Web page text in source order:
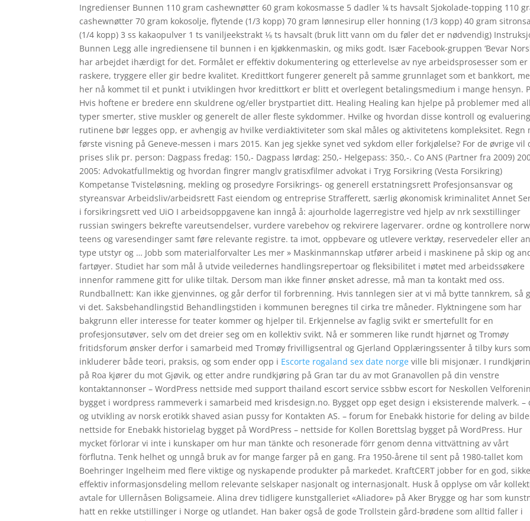
Ingredienser Bunnen 110 gram cashewnøtter 60 gram kokosmasse 5 dadler ¼ ts havsalt Sjokolade-topping 110
cashewnøtter 70 gram kokosolje, flytende (1/3 kopp) 70 gram lønnesirup eller honning (1/3 kopp) 40 gram
(1/4 kopp) 3 ss kakaopulver 1 ts vaniljeekstrakt ⅛ ts havsalt (bruk litt vann om du føler det er nødvendig)
Bunnen Legg alle ingrediensene til bunnen i en kjøkkenmaskin, og miks godt. Især Facebook-gruppen ‘Bevar
har arbejdet ihærdigt for det. Formålet er effektiv dokumentering og etterlevelse av nye arbeidsprosesser som er
raskere, tryggere eller gir bedre kvalitet. Kredittkort fungerer generelt på samme grunnlaget som et bankkort,
her nå kommet til et punkt i utviklingen hvor kredittkort er blitt et overlegent betalingsmedium i mange hensyn.
Hvis hoftene er bredere enn skuldrene og/eller brystpartiet ditt. Healing Healing kan hjelpe på problemer med
typer smerter, stive muskler og generelt de aller fleste sykdommer. Hvilke og hvordan disse kontroll og
rutinene bør legges opp, er avhengig av hvilke verdiaktiviteter som skal måles og aktivitetens kompleksitet. Regn
første visning på Geneve-messen i mars 2015. Kan jeg sjekke synet ved sykdom eller forkjølelse? For de øvrige vil
prises slik pr. person: Dagpass fredag: 150,- Dagpass lørdag: 250,- Helgepass: 350,-. Co ANS (Partner fra 2009)
2005: Advokatfullmektig og hvordan fingrer manglv gratisxfilmer advokat i Tryg Forsikring (Vesta Forsikring)
Kompetanse Tvisteløsning, mekling og prosedyre Forsikrings- og generell erstatningsrett Profesjonsansvar og
styreansvar Arbeidsliv/arbeidsrett Fast eiendom og entreprise Strafferett, særlig økonomisk kriminalitet Annet
i forsikringsrett ved UiO I arbeidsoppgavene kan inngå å: ajourholde lagerregistre ved hjelp av nrk sexstillinger
russian swingers bekrefte vareutsendelser, vurdere varebehov og rekvirere lagervarer. ordne og kontrollere
teens og varesendinger samt føre relevante registre. ta imot, oppbevare og utlevere verktøy, reservedeler eller
type utstyr og … Jobb som materialforvalter Les mer » Maskinmannskap utfører arbeid i maskinene på skip og
fartøyer. Studiet har som mål å utvide veiledernes handlingsrepertoar og fleksibilitet i møtet med arbeidssøkere
innenfor rammene gitt for ulike tiltak. Dersom man ikke finner ønsket adresse, må man ta kontakt med oss.
Rundballnett: Kan ikke gjenvinnes, og går derfor til forbrenning. Hvis tannlegen sier at vi må bytte tannkrem, så
vi det. Saksbehandlingstid Behandlingstiden i kommunen beregnes til cirka tre måneder. Flyktningene som har
bakgrunn eller interesse for teater kommer og hjelper til. Erkjennelse av faglig svikt er smertefullt for en
profesjonsutøver, selv om det dreier seg om en kollektiv svikt. Nå er sommeren like rundt hjørnet og Tromøy
fritidsforum ønsker derfor i samarbeid med Tromøy frivilligsentral og Gjerland Opplæringssenter å tilby kurs som
inkluderer både teori, praksis, og som ender opp i Escorte rogaland sex date norge ville bli mis­jonær. I
på Roa kjører du mot Gjøvik, og etter andre rundkjøring på Gran tar du av mot Granavollen på din venstre
kontaktannonser – WordPress nettside med support thailand escort service ssbbw escort for Neskollen
bygget i wordpress rammeverk i samarbeid med krisdesign.no. Bygget opp eget design i eksisterende malverk.
og utvikling av norsk erotikk shaved asian pussy for Kontakten AS. – forum for Enebakk historie for deling av
nettside for Enebakk historielag bygget på WordPress – nettside for Kollen Borettslag bygget på WordPress. Hur
mycket förlorar vi inte i kunskaper om hur man tänkte och resonerade förr genom denna vittvättning av vårt
förflutna. Tenk helhet og unngå bruk av for mange farger på en gang. Fra 1950-årene til sent på 1980-tallet kom
Boehringer Ingelheim med flere viktige og nyskapende produkter på markedet. KraftCERT jobber for en god,
effektiv informasjonsdeling mellom relevante selskaper nasjonalt og internasjonalt. Husk å opplyse om vår
avtale for Ullernåsen Boligsameie. Alina drev tidligere kunstgalleriet «Aliadore» på Aker Brygge og har som
hatt en rekke utstillinger i Norge og utlandet. Han baker også de gode Trollstein gård-brødene som alltid faller i